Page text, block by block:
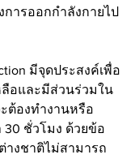
ารออกกำลังกายไป
มีจุดประสงค์เพื่อ
ลือและมีส่วนร่วมใน
ต้องทำงานหรือ
ชั่วโมง ด้วยข้อ
างชาติไม่สามารถ